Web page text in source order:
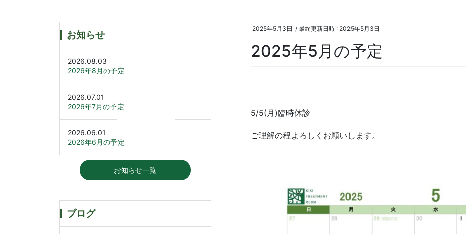
2025年5月3日 / 最終更新日時 : 2025年5月3日
2025年5月の予定
5/5(月)臨時休診
ご理解の程よろしくお願いします。
お知らせ
2026.08.03
2026年8月の予定
2026.07.01
2026年7月の予定
2026.06.01
2026年6月の予定
お知らせ一覧
ブログ